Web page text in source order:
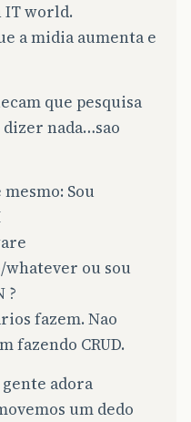
world.
a midia aumenta e
que pesquisa
nada…sao
Sou
ou sou
?
fazem. Nao
fazendo CRUD.
adora
um dedo